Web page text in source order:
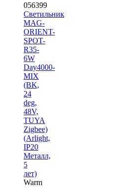
056399
Светильник
MAG-
ORIENT-
SPOT-
R35-
6W
Day4000-
MIX
(BK,
24
deg,
48V,
TUYA
Zigbee)
(Arlight,
IP20
Металл,
5
лет)
Warm